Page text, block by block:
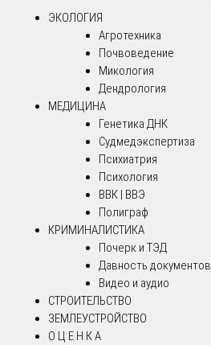
ЭКОЛОГИЯ
Агротехника
Почвоведение
Микология
Дендрология
МЕДИЦИНА
Генетика ДНК
Судмедэкспертиза
Психиатрия
Психология
ВВК | ВВЭ
Полиграф
КРИМИНАЛИСТИКА
Почерк и ТЭД
Давность документов
Видео и аудио
СТРОИТЕЛЬСТВО
ЗЕМЛЕУСТРОЙСТВО
О Ц Е Н К А